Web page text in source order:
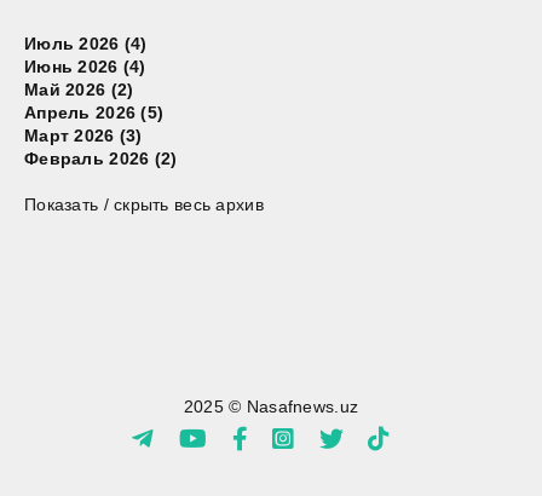
Июль 2026 (4)
Июнь 2026 (4)
Май 2026 (2)
Апрель 2026 (5)
Март 2026 (3)
Февраль 2026 (2)
Показать / скрыть весь архив
2025 © Nasafnews.uz